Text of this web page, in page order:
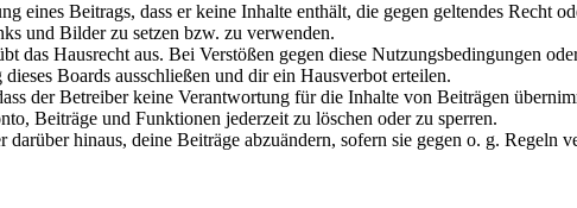
eines Beitrags, dass er keine Inhalte enthält, die gegen geltendes Recht
und Bilder zu setzen bzw. zu verwenden.
das Hausrecht aus. Bei Verstößen gegen diese Nutzungsbedingungen
Boards ausschließen und dir ein Hausverbot erteilen.
der Betreiber keine Verantwortung für die Inhalte von Beiträgen
Beiträge und Funktionen jederzeit zu löschen oder zu sperren.
darüber hinaus, deine Beiträge abzuändern, sofern sie gegen o. g.